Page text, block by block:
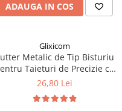
ADAUGA IN COS
Glixicom
Metalic de Tip Bisturiu
Taieturi de Precizie cu
5 Lame de Rezerva G
26,80 Lei